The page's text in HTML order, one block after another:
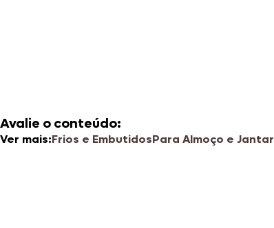
Avalie o conteúdo:
Ver mais:Frios e EmbutidosPara Almoço e Jantar